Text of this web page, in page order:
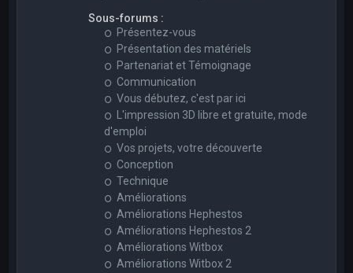
Sous-forums :
Présentez-vous
Présentation des matériels
Partenariat et Témoignage
Communication
Vous débutez, c'est par ici
L'impression 3D libre et gratuite, mode
d'emploi
Vos projets, votre découverte
Conception
Technique
Améliorations
Améliorations Hephestos
Améliorations Hephestos 2
Améliorations Witbox
Améliorations Witbox 2